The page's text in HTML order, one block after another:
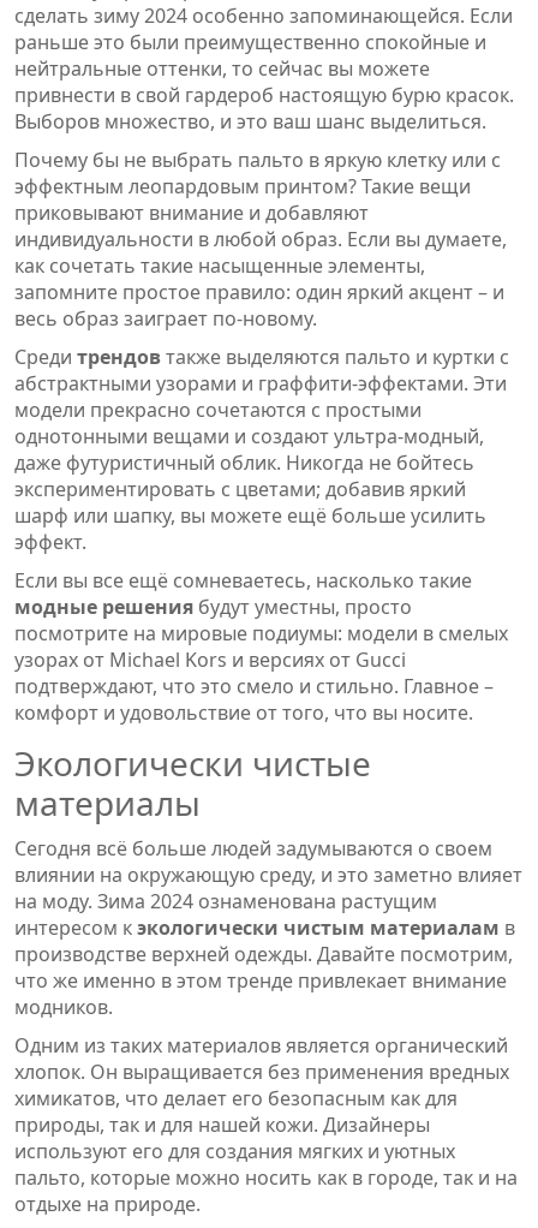
сделать зиму 2024 особенно запоминающейся. Если
раньше это были преимущественно спокойные и
нейтральные оттенки, то сейчас вы можете
привнести в свой гардероб настоящую бурю красок.
Выборов множество, и это ваш шанс выделиться.
Почему бы не выбрать пальто в яркую клетку или с
эффектным леопардовым принтом? Такие вещи
приковывают внимание и добавляют
индивидуальности в любой образ. Если вы думаете,
как сочетать такие насыщенные элементы,
запомните простое правило: один яркий акцент – и
весь образ заиграет по-новому.
Среди трендовтакже выделяются пальто и куртки с
абстрактными узорами и граффити-эффектами. Эти
модели прекрасно сочетаются с простыми
однотонными вещами и создают ультра-модный,
даже футуристичный облик. Никогда не бойтесь
экспериментировать с цветами; добавив яркий
шарф или шапку, вы можете ещё больше усилить
эффект.
Если вы все ещё сомневаетесь, насколько такие
модные решения будут уместны, просто
посмотрите на мировые подиумы: модели в смелых
узорах от Michael Kors и версиях от Gucci
подтверждают, что это смело и стильно. Главное –
комфорт и удовольствие от того, что вы носите.
Экологически чистые
материалы
Сегодня всё больше людей задумываются о своем
влиянии на окружающую среду, и это заметно влияет
на моду. Зима 2024 ознаменована растущим
интересом кэкологически чистым материалам в
производстве верхней одежды. Давайте посмотрим,
что же именно в этом тренде привлекает внимание
модников.
Одним из таких материалов является органический
хлопок. Он выращивается без применения вредных
химикатов, что делает его безопасным как для
природы, так и для нашей кожи. Дизайнеры
используют его для создания мягких и уютных
пальто, которые можно носить как в городе, так и на
отдыхе на природе.